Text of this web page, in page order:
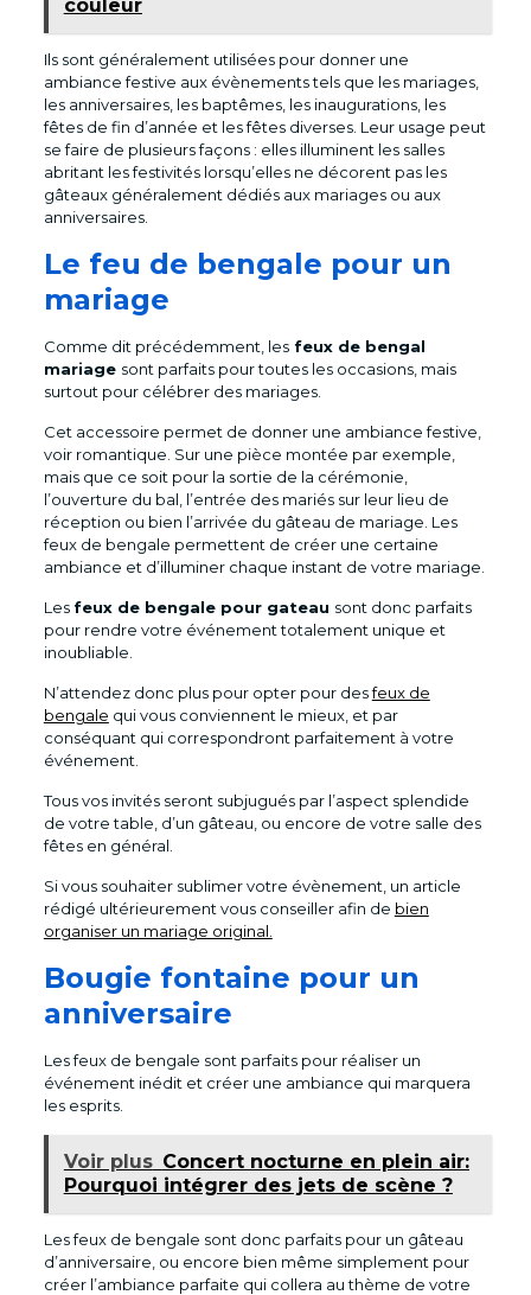
couleur
Ils sont généralement utilisées pour donner une
ambiance festive aux évènements tels que les mariages,
les anniversaires, les baptêmes, les inaugurations, les
fêtes de fin d’année et les fêtes diverses. Leur usage peut
se faire de plusieurs façons : elles illuminent les salles
abritant les festivités lorsqu’elles ne décorent pas les
gâteaux généralement dédiés aux mariages ou aux
anniversaires.
Le feu de bengale pour un
mariage
Comme dit précédemment, lesfeux de bengal
mariage sont parfaits pour toutes les occasions, mais
surtout pour célébrer des mariages.
Cet accessoire permet de donner une ambiance festive,
voir romantique. Sur une pièce montée par exemple,
mais que ce soit pour la sortie de la cérémonie,
l’ouverture du bal, l’entrée des mariés sur leur lieu de
réception ou bien l’arrivée du gâteau de mariage. Les
feux de bengale permettent de créer une certaine
ambiance et d’illuminer chaque instant de votre mariage.
Les feux de bengale pour gateau sont donc parfaits
pour rendre votre événement totalement unique et
inoubliable.
N’attendez donc plus pour opter pour desfeux de
bengale qui vous conviennent le mieux, et par
conséquant qui correspondront parfaitement à votre
événement.
Tous vos invités seront subjugués par l’aspect splendide
de votre table, d’un gâteau, ou encore de votre salle des
fêtes en général.
Si vous souhaiter sublimer votre évènement, un article
rédigé ultérieurement vous conseiller afin de bien
organiser un mariage original.
Bougie fontaine pour un
anniversaire
Les feux de bengale sont parfaits pour réaliser un
événement inédit et créer une ambiance qui marquera
les esprits.
Voir plus Concert nocturne en plein air:
Pourquoi intégrer des jets de scène ?
Les feux de bengale sont donc parfaits pour un gâteau
d’anniversaire, ou encore bien même simplement pour
créer l’ambiance parfaite qui collera au thème de votre